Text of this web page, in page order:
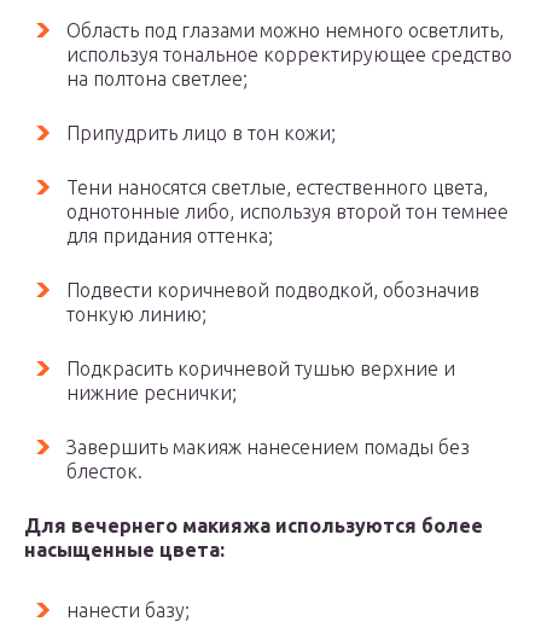
Область под глазами можно немного осветлить,
используя тональное корректирующее средство
на полтона светлее;
Припудрить лицо в тон кожи;
Тени наносятся светлые, естественного цвета,
однотонные либо, используя второй тон темнее
для придания оттенка;
Подвести коричневой подводкой, обозначив
тонкую линию;
Подкрасить коричневой тушью верхние и
нижние реснички;
Завершить макияж нанесением помады без
блесток.
Для вечернего макияжа используются более
насыщенные цвета:
нанести базу;